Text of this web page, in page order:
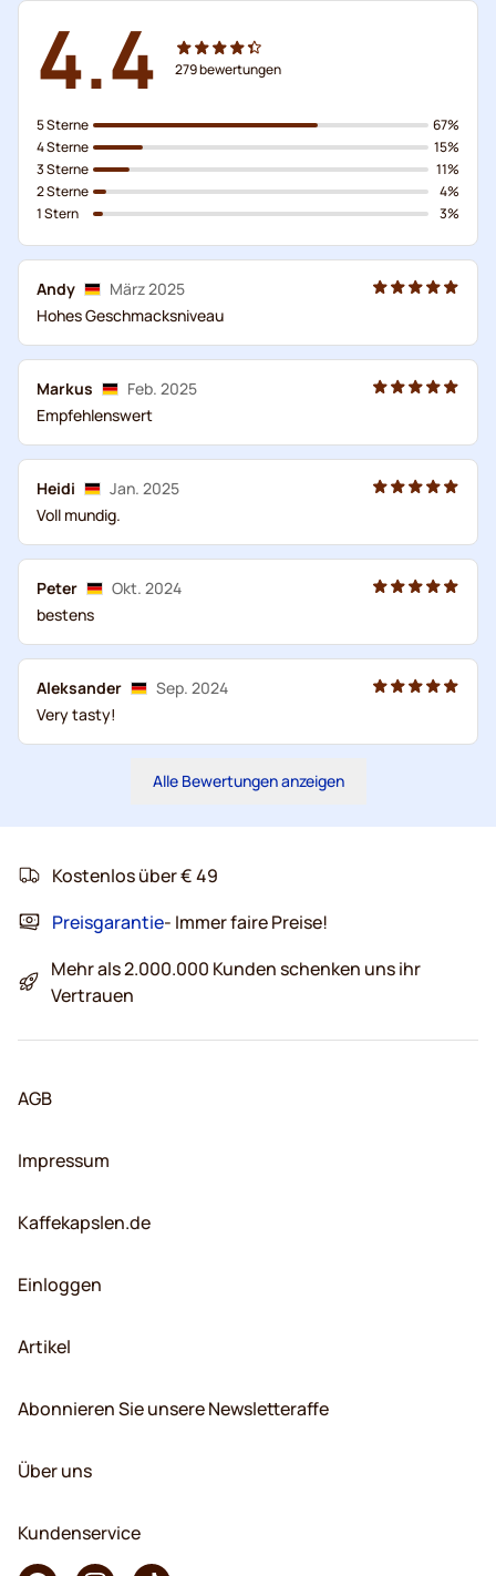
4.4 279bewertungen
5 Sterne
4 Sterne
3 Sterne
2 Sterne
1 Stern
67%
15%
11%
4%
3%
Andy
März 2025
Hohes Geschmacksniveau
Markus
Feb. 2025
Empfehlenswert
Heidi
Jan. 2025
Voll mundig.
Peter
Okt. 2024
bestens
Aleksander
Sep. 2024
Very tasty!
Alle Bewertungen anzeigen
Kostenlos über € 49
Preisgarantie- Immer faire Preise!
Mehr als 2.000.000 Kunden schenken uns ihr
Vertrauen
AGB
Impressum
Kaffekapslen.de
Einloggen
Artikel
Abonnieren Sie unsere Newsletteraffe
Über uns
Kundenservice